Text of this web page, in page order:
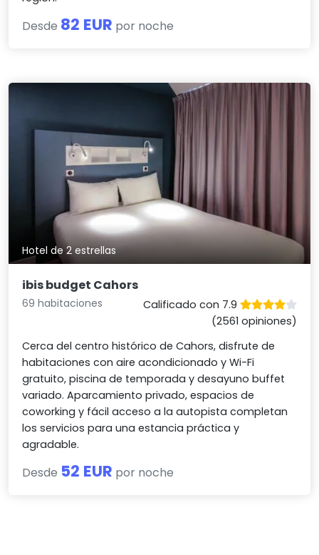
Desde 82 EUR por noche
Hotel de 2 estrellas
ibis budget Cahors
69 habitaciones
Calificado con 7.9
(2561 opiniones)
Cerca del centro histórico de Cahors, disfrute de
habitaciones con aire acondicionado y Wi-Fi
gratuito, piscina de temporada y desayuno buffet
variado. Aparcamiento privado, espacios de
coworking y fácil acceso a la autopista completan
los servicios para una estancia práctica y
agradable.
Desde 52 EUR por noche